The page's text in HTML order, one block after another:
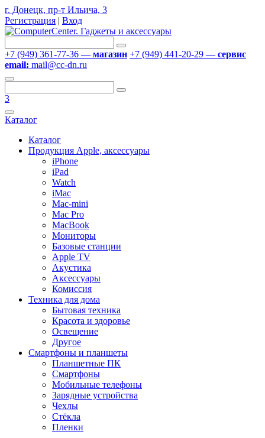
г. Донецк, пр-т Ильича, 3
Регистрация | Вход
+7 (949) 361-77-36 — магазин +7 (949) 441-20-29 — сервис
email: mail@cc-dn.ru
3
Каталог
Каталог
Продукция Apple, аксессуары
iPhone
iPad
Watch
iMac
Mac-mini
Mac Pro
MacBook
Мониторы
Базовые станции
Apple TV
Акустика
Аксессуары
Комиссия
Техника для дома
Бытовая техника
Красота и здоровье
Освещение
Другое
Смартфоны и планшеты
Планшетные ПК
Смартфоны
Мобильные телефоны
Зарядные устройства
Чехлы
Стёкла
Пленки